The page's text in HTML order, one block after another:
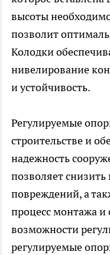
высоты
позволит
Колодки
нивелирование
и устойчивость.
Регулируемые
строительстве и
надежность
позволяет
повреждений, а
процесс монтажа и
возможности
регулируемые